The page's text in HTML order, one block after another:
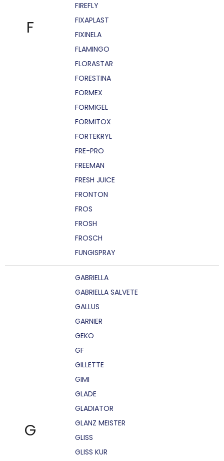
F
FIREFLY
FIXAPLAST
FIXINELA
FLAMINGO
FLORASTAR
FORESTINA
FORMEX
FORMIGEL
FORMITOX
FORTEKRYL
FRE-PRO
FREEMAN
FRESH JUICE
FRONTON
FROS
FROSH
FROSCH
FUNGISPRAY
G
GABRIELLA
GABRIELLA SALVETE
GALLUS
GARNIER
GEKO
GF
GILLETTE
GIMI
GLADE
GLADIATOR
GLANZ MEISTER
GLISS
GLISS KUR